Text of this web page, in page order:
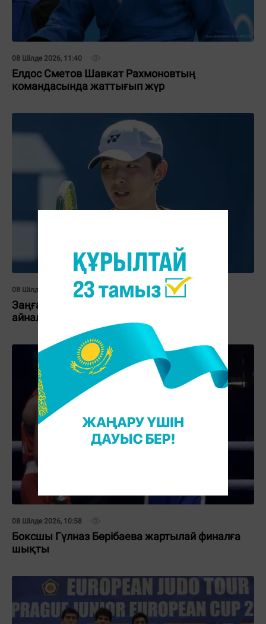
08 Шілде 2026, 11:40
Елдос Сметов Шавкат Рахмоновтың
командасында жаттығып жүр
08 Шілде 2026, 11:35
Заңғар Нұрланұлы Уимблдонның үшінші
айналымына шықты
08 Шілде 2026, 10:58
Боксшы Гүлназ Бөрібаева жартылай финалға
шықты